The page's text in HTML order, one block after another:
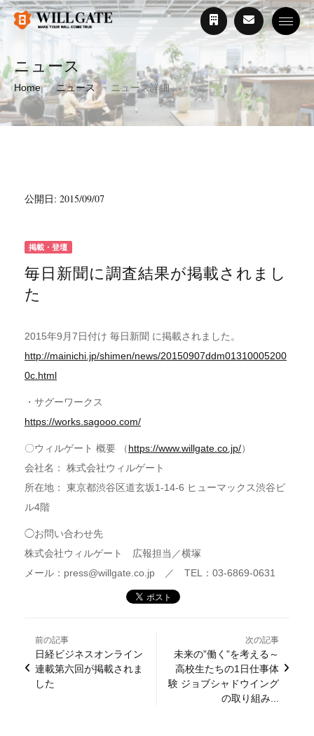
ニュース
Home ニュース ニュース詳細
公開日: 2015/09/07
掲載・登壇
毎日新聞に調査結果が掲載されまし
た
2015年9月7日付け 毎日新聞 に掲載されました。
http://mainichi.jp/shimen/news/20150907ddm01310005200
0c.html
・サグーワークス
https://works.sagooo.com/
〇ウィルゲート 概要 （https://www.willgate.co.jp/）
会社名： 株式会社ウィルゲート
所在地： 東京都渋谷区道玄坂1-14-6 ヒューマックス渋谷ビ
ル4階
◯お問い合わせ先
株式会社ウィルゲート 広報担当／横塚
メール：press@willgate.co.jp ／ TEL：03-6869-0631
前の記事
日経ビジネスオンライン
連載第六回が掲載されま
した
次の記事
未来の”働く”を考える～
高校生たちの1日仕事体
験 ジョブシャドウイング
の取り組み...